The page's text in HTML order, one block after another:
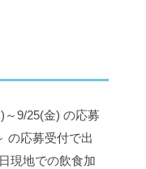
9/25(金) の応募
の応募受付で出
現地での飲食加